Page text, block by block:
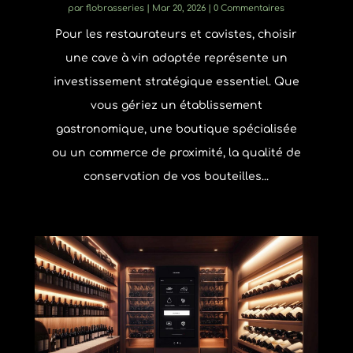
parflobrasseries Mar 20, 2026 | 0 Commentaires
Pour les restaurateurs et cavistes, choisir
une cave à vin adaptée représente un
investissement stratégique essentiel. Que
vous gériez un établissement
gastronomique, une boutique spécialisée
ou un commerce de proximité, la qualité de
conservation de vos bouteilles...